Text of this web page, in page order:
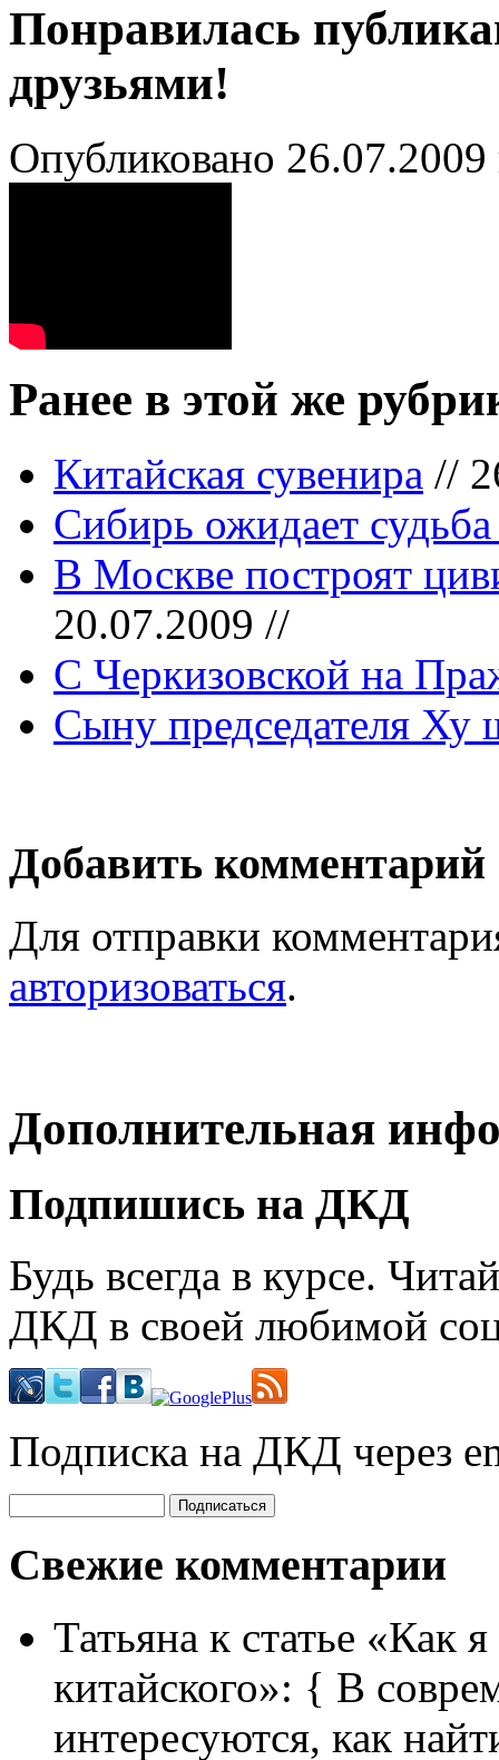
Понравилась
друзьями!
Опубликовано
Ранее в этой же
Китайская сувенира //
Сибирь ожидает
В Москве построят
20.07.2009 //
С Черкизовской на
Сыну председателя Ху
Добавить комментарий
Для отправки
авторизоваться.
Дополнительная
Подпишись на ДКД
Будь всегда в курсе.
ДКД в своей любимой
Подписка на ДКД через
Свежие комментарии
Татьяна к статье «Как
китайского»: { В
интересуются, как